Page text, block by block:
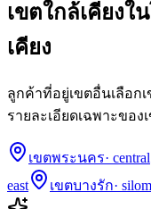
เขตใกล้เคียงใ
เคียง
ลูกค้าที่อยู่เขตอื่นเลือ
รายละเอียดเฉพาะของ
เขตพระนคร· central
east
เขตบางรัก·